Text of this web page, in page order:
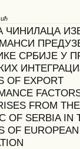
ЧИНИЛАЦА
СРБИЈЕ У
OF EXPORT
FROM THE
OF SERBIA IN
OF EUROPEAN